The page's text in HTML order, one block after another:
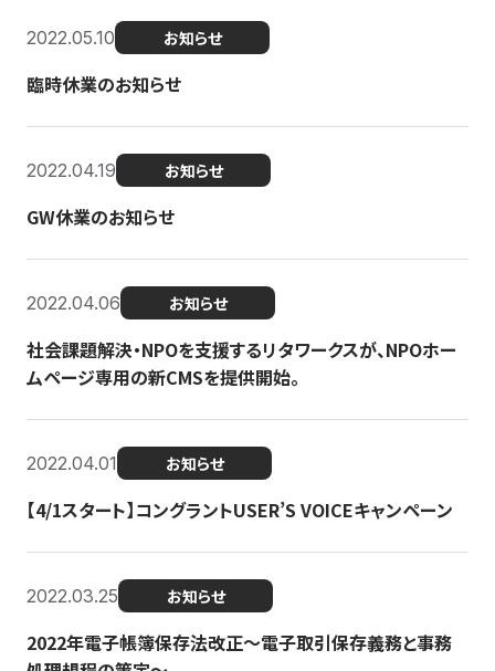
2022.05.10 お知らせ
臨時休業のお知らせ
2022.04.19 お知らせ
GW休業のお知らせ
2022.04.06 お知らせ
社会課題解決・NPOを支援するリタワークスが、NPOホー
ムページ専用の新CMSを提供開始。
2022.04.01 お知らせ
【4/1スタート】コングラントUSER’S VOICEキャンペーン
2022.03.25 お知らせ
2022年電子帳簿保存法改正～電子取引保存義務と事務